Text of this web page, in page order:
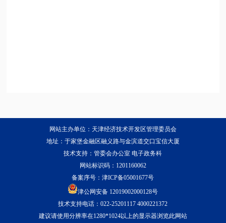
网站主办单位：天津经济技术开发区管理委员会
地址：于家堡金融区融义路与金滨道交口宝信大厦
技术支持：管委会办公室 电子政务科
网站标识码：1201160062
备案序号：津ICP备05001677号
津公网安备 12019002000128号
技术支持电话：022-25201117 4000221372
建议请使用分辨率在1280*1024以上的显示器浏览此网站